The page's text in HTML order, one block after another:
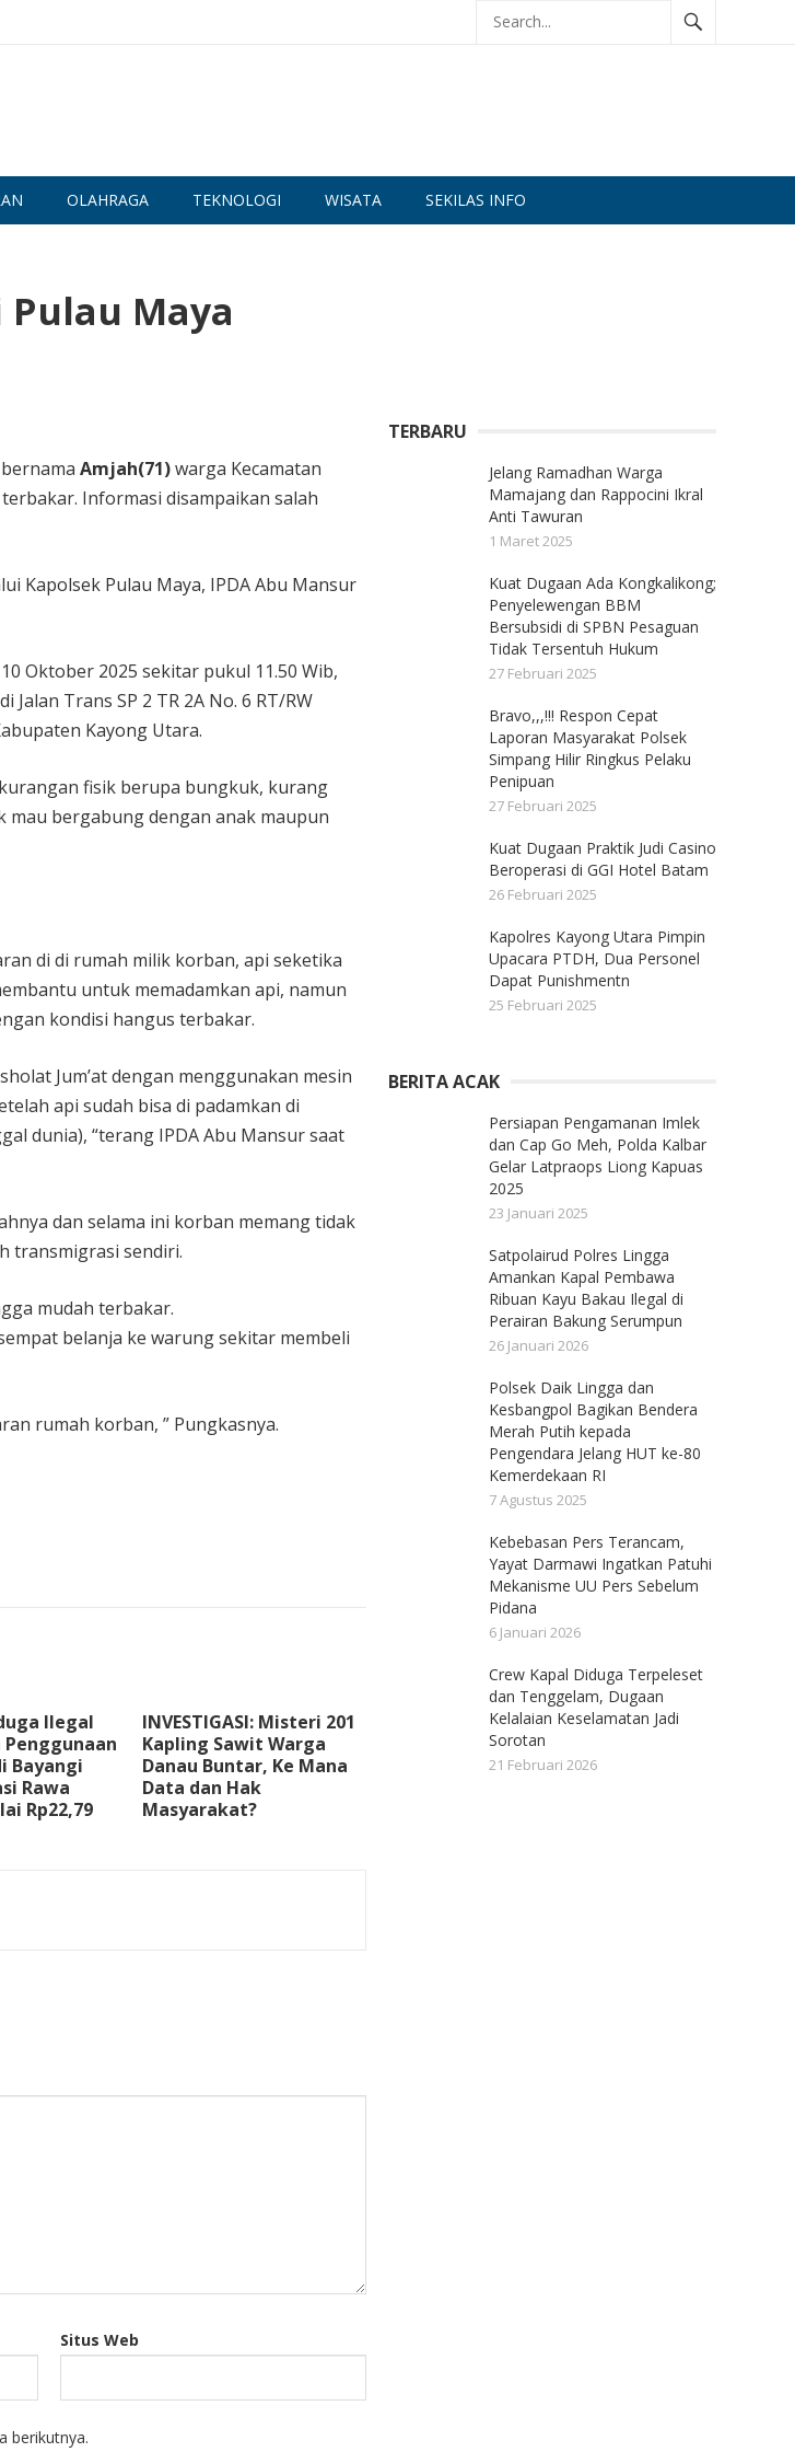
OLAHRAGA TEKNOLOGI WISATA SEKILAS INFO
Maya
Amjah(71)warga Kecamatan
Informasi disampaikan salah
Kapolsek Pulau Maya, IPDA Abu Mansur
Oktober 2025 sekitar pukul 11.50 Wib,
Jalan Trans SP 2 TR 2A No. 6 RT/RW
Kayong Utara.
fisik berupa bungkuk, kurang
bergabung dengan anak maupun
di di rumah milik korban, api seketika
untuk memadamkan api, namun
kondisi hangus terbakar.
Jum’at dengan menggunakan mesin
api sudah bisa di padamkan di
dunia), “terang IPDA Abu Mansur saat
dan selama ini korban memang tidak
transmigrasi sendiri.
mudah terbakar.
belanja ke warung sekitar membeli
rumah korban, ” Pungkasnya.
Ilegal
Penggunaan
Bayangi
Rawa
Rp22,79
INVESTIGASI: Misteri 201
Kapling Sawit Warga
Danau Buntar, Ke Mana
Data dan Hak
Masyarakat?
Situs Web
berikutnya.
TERBARU
Jelang Ramadhan Warga
Mamajang dan Rappocini Ikral
Anti Tawuran
1 Maret 2025
Kuat Dugaan Ada Kongkalikong;
Penyelewengan BBM
Bersubsidi di SPBN Pesaguan
Tidak Tersentuh Hukum
27 Februari 2025
Bravo,,,!!! Respon Cepat
Laporan Masyarakat Polsek
Simpang Hilir Ringkus Pelaku
Penipuan
27 Februari 2025
Kuat Dugaan Praktik Judi Casino
Beroperasi di GGI Hotel Batam
26 Februari 2025
Kapolres Kayong Utara Pimpin
Upacara PTDH, Dua Personel
Dapat Punishmentn
25 Februari 2025
BERITA ACAK
Persiapan Pengamanan Imlek
dan Cap Go Meh, Polda Kalbar
Gelar Latpraops Liong Kapuas
2025
23 Januari 2025
Satpolairud Polres Lingga
Amankan Kapal Pembawa
Ribuan Kayu Bakau Ilegal di
Perairan Bakung Serumpun
26 Januari 2026
Polsek Daik Lingga dan
Kesbangpol Bagikan Bendera
Merah Putih kepada
Pengendara Jelang HUT ke-80
Kemerdekaan RI
7 Agustus 2025
Kebebasan Pers Terancam,
Yayat Darmawi Ingatkan Patuhi
Mekanisme UU Pers Sebelum
Pidana
6 Januari 2026
Crew Kapal Diduga Terpeleset
dan Tenggelam, Dugaan
Kelalaian Keselamatan Jadi
Sorotan
21 Februari 2026